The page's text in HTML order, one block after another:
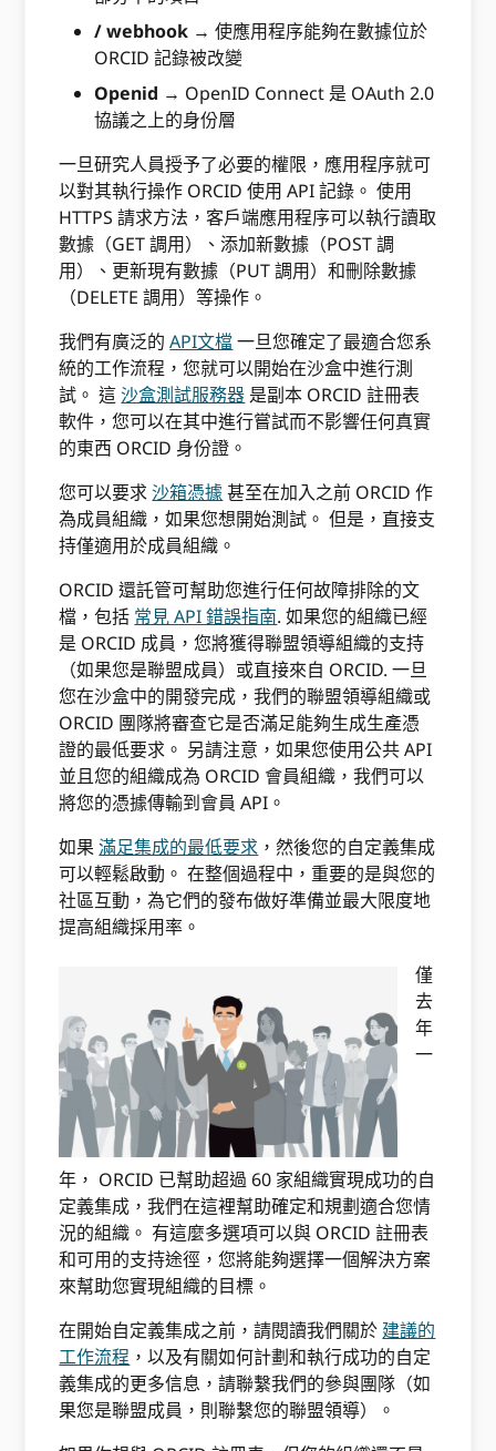
/ webhook → 使應用程序能夠在數據位於
ORCID 記錄被改變
Openid → OpenID Connect 是 OAuth 2.0
協議之上的身份層
一旦研究人員授予了必要的權限，應用程序就可
以對其執行操作 ORCID 使用 API 記錄。 使用
HTTPS 請求方法，客戶端應用程序可以執行讀取
數據（GET 調用）、添加新數據（POST 調
用）、更新現有數據（PUT 調用）和刪除數據
（DELETE 調用）等操作。
我們有廣泛的API文檔一旦您確定了最適合您系
統的工作流程，您就可以開始在沙盒中進行測
試。 這沙盒測試服務器 是副本 ORCID 註冊表
軟件，您可以在其中進行嘗試而不影響任何真實
的東西 ORCID 身份證。
您可以要求沙箱憑據甚至在加入之前 ORCID 作
為成員組織，如果您想開始測試。 但是，直接支
持僅適用於成員組織。
ORCID 還託管可幫助您進行任何故障排除的文
檔，包括 常見 API 錯誤指南. 如果您的組織已經
是 ORCID 成員，您將獲得聯盟領導組織的支持
（如果您是聯盟成員）或直接來自 ORCID. 一旦
您在沙盒中的開發完成，我們的聯盟領導組織或
ORCID 團隊將審查它是否滿足能夠生成生產憑
證的最低要求。 另請注意，如果您使用公共 API
並且您的組織成為 ORCID 會員組織，我們可以
將您的憑據傳輸到會員 API。
如果滿足集成的最低要求 ，然後您的自定義集成
可以輕鬆啟動。 在整個過程中，重要的是與您的
社區互動，為它們的發布做好準備並最大限度地
提高組織採用率。
僅
去
年
一
年， ORCID 已幫助超過 60 家組織實現成功的自
定義集成，我們在這裡幫助確定和規劃適合您情
況的組織。 有這麼多選項可以與 ORCID 註冊表
和可用的支持途徑，您將能夠選擇一個解決方案
來幫助您實現組織的目標。
在開始自定義集成之前，請閱讀我們關於 建議的
工作流程 ，以及有關如何計劃和執行成功的自定
義集成的更多信息，請聯繫我們的參與團隊（如
果您是聯盟成員，則聯繫您的聯盟領導）。